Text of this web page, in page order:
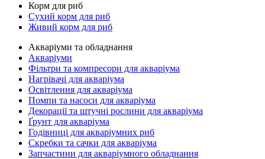
Корм для риб
Сухий корм для риб
Живий корм для риб
Акваріуми та обладнання
Акваріуми
Фільтри та компресори для акваріума
Нагрівачі для акваріума
Освітлення для акваріума
Помпи та насоси для акваріума
Декорації та штучні рослини для акваріума
Ґрунт для акваріума
Годівниці для акваріумних риб
Скребки та сачки для акваріума
Запчастини для акваріумного обладнання